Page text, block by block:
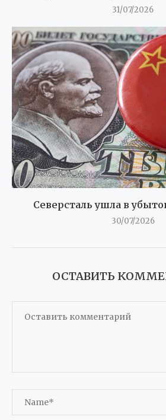
31/07/2026
Северсталь ушла в
30/07/2026
ОСТАВИТЬ